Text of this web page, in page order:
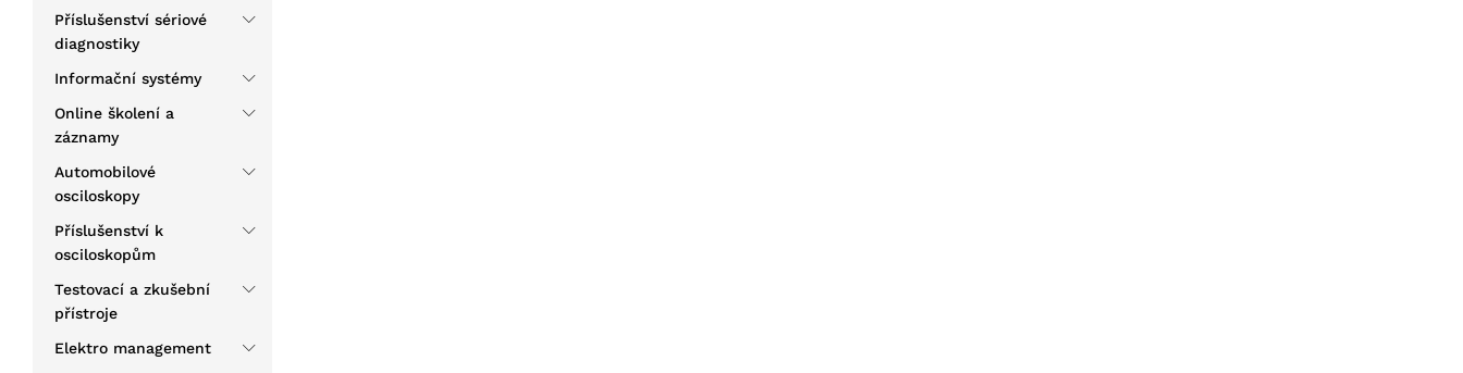
Příslušenství sériové
diagnostiky
Informační systémy
Online školení a
záznamy
Automobilové
osciloskopy
Příslušenství k
osciloskopům
Testovací a zkušební
přístroje
Elektro management